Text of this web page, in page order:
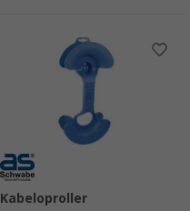
Kabeloproller